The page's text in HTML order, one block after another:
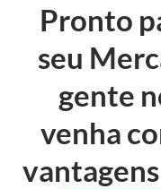
Pronto
seu
gente
venha